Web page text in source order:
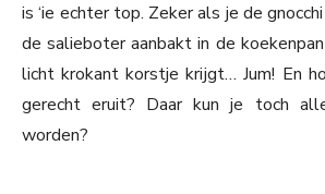
is ‘ie echter top. Zeker als je de
de salieboter aanbakt in de
licht krokant korstje krijgt… Jum! En
gerecht eruit? Daar kun je toch
worden?